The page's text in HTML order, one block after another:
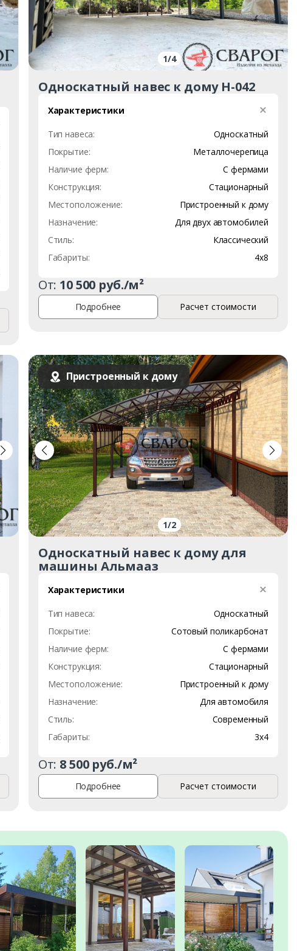
1/4
Односкатный навес к дому Н-042
Характеристики
Тип навеса:
Односкатный
Покрытие:
Металлочерепица
Наличие ферм:
С фермами
Конструкция:
Стационарный
Местоположение:
Пристроенный к дому
Назначение:
Для двух автомобилей
Стиль:
Классический
Габариты:
4х8
От: 10 500 руб./м²
Подробнее Расчет стоимости
Пристроенный к дому
1/2
Односкатный навес к дому для
машины Альмааз
Характеристики
Тип навеса:
Односкатный
Покрытие:
Сотовый поликарбонат
Наличие ферм:
С фермами
Конструкция:
Стационарный
Местоположение:
Пристроенный к дому
Назначение:
Для автомобиля
Стиль:
Современный
Габариты:
3х4
От: 8 500 руб./м²
Подробнее Расчет стоимости